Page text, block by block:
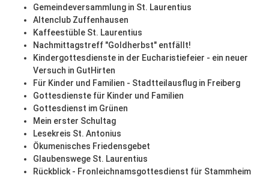
Gemeindeversammlung in St. Laurentius
Altenclub Zuffenhausen
Kaffeestüble St. Laurentius
Nachmittagstreff "Goldherbst" entfällt!
Kindergottesdienste in der Eucharistiefeier - ein neuer
Versuch in GutHirten
Für Kinder und Familien - Stadtteilausflug in Freiberg
Gottesdienste für Kinder und Familien
Gottesdienst im Grünen
Mein erster Schultag
Lesekreis St. Antonius
Ökumenisches Friedensgebet
Glaubenswege St. Laurentius
Rückblick - Fronleichnamsgottesdienst für Stammheim